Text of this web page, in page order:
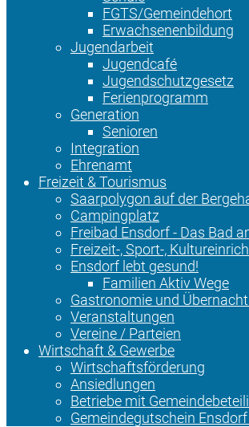
FGTS/Gemeindehort
Erwachsenenbildung
Jugendarbeit
Jugendcafé
Jugendschutzgesetz
Ferienprogramm
Generation
Senioren
Integration
Ehrenamt
Freizeit & Tourismus
Saarpolygon auf der
Campingplatz
Freibad Ensdorf - Das Bad
Freizeit-, Sport-,
Ensdorf lebt gesund!
Familien Aktiv Wege
Gastronomie und
Veranstaltungen
Vereine / Parteien
Wirtschaft & Gewerbe
Wirtschaftsförderung
Ansiedlungen
Betriebe mit
Gemeindegutschein